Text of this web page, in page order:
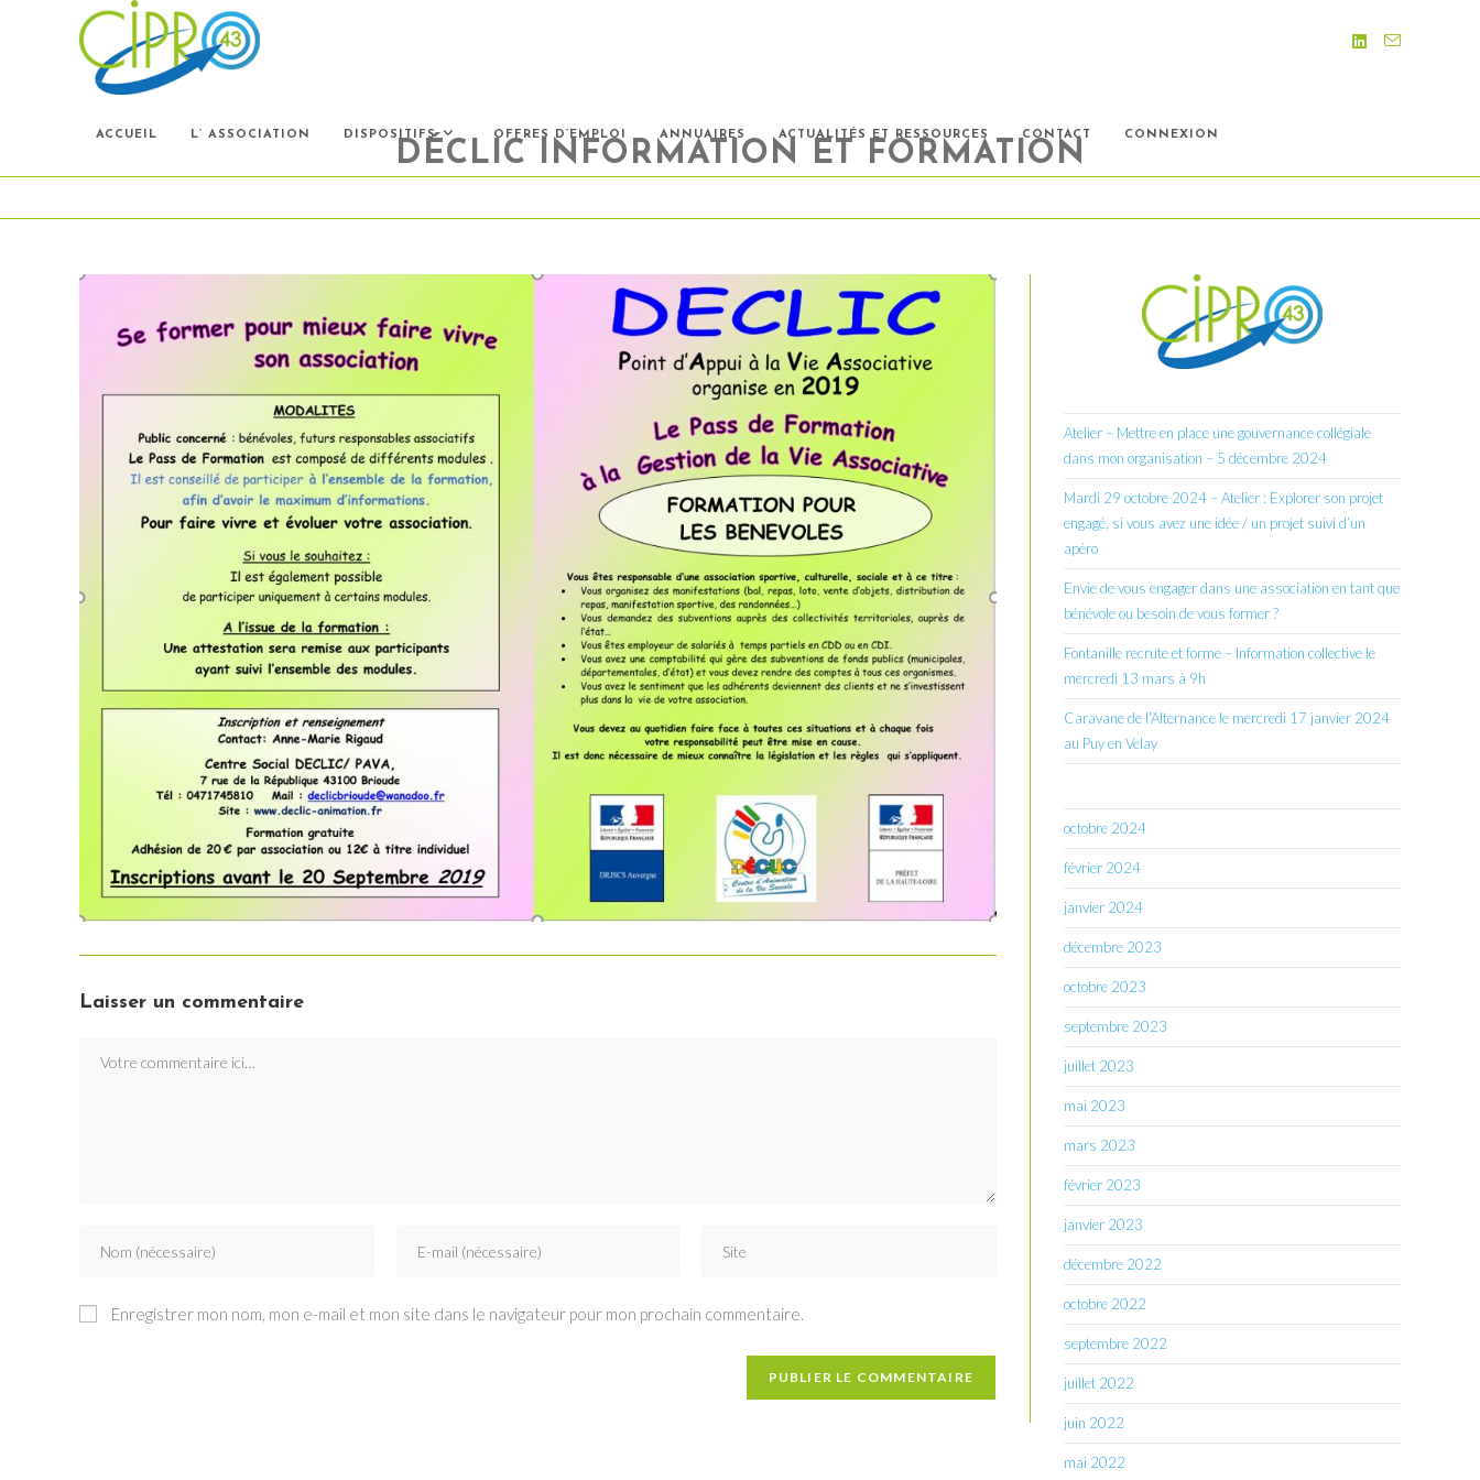
ACCUEIL L’ ASSOCIATION DISPOSITIFS OFFRES D’EMPLOI ANNUAIRES ACTUALITÉS ET RESSOURCES CONTACT CONNEXION
DÉCLIC INFORMATION ET FORMATION
Laisser un commentaire
or
address
votre
(facultatif)
Enregistrer mon nom, mon e-mail et mon site dans le navigateur pour mon prochain commentaire.
Atelier – Mettre en place une gouvernance collégiale
dans mon organisation – 5 décembre 2024
Mardi 29 octobre 2024 – Atelier : Explorer son projet
engagé, si vous avez une idée / un projet suivi d’un
apéro
Envie de vous engager dans une association en tant que
bénévole ou besoin de vous former ?
Fontanille recrute et forme – Information collective le
mercredi 13 mars à 9h
Caravane de l’Alternance le mercredi 17 janvier 2024
au Puy en Velay
octobre 2024
février 2024
janvier 2024
décembre 2023
octobre 2023
septembre 2023
juillet 2023
mai 2023
mars 2023
février 2023
janvier 2023
décembre 2022
octobre 2022
septembre 2022
juillet 2022
juin 2022
mai 2022